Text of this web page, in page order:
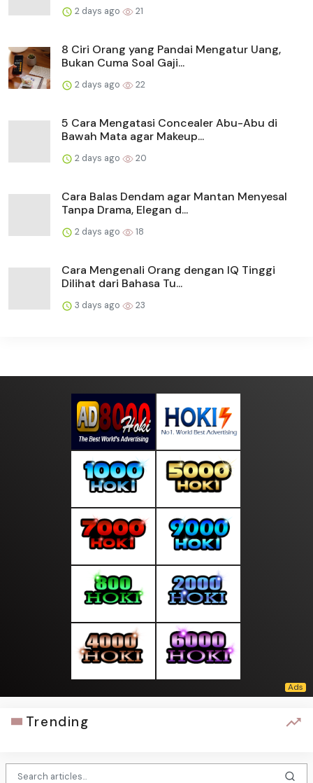
2 days ago 21
8 Ciri Orang yang Pandai Mengatur Uang,
Bukan Cuma Soal Gaji...
2 days ago 22
5 Cara Mengatasi Concealer Abu-Abu di
Bawah Mata agar Makeup...
2 days ago 20
Cara Balas Dendam agar Mantan Menyesal
Tanpa Drama, Elegan d...
2 days ago 18
Cara Mengenali Orang dengan IQ Tinggi
Dilihat dari Bahasa Tu...
3 days ago 23
Trending